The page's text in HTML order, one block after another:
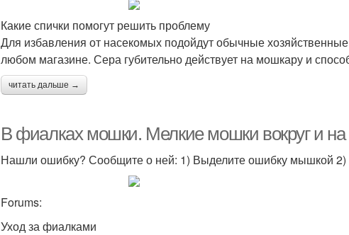
Какие спички помогут решить проблему
Для избавления от насекомых подойдут обычные
любом магазине. Сера губительно действует на мошкару и
читать дальше →
В фиалках мошки. Мелкие мошки вокруг и
Нашли ошибку? Сообщите о ней: 1) Выделите ошибку мышкой
Forums:
Уход за фиалками